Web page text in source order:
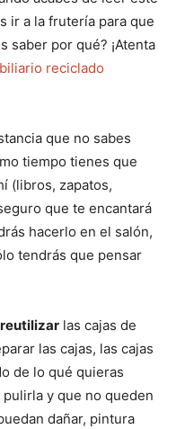
i
r
e
n
i
r
e
p
p
ir a la frutería para que
saber por qué? ¡Atenta
reciclado
que no sabes
tiempo tienes que
(libros, zapatos,
que te encantará
hacerlo en el salón,
tendrás que pensar
las cajas de
las cajas, las cajas
de lo qué quieras
y que no queden
dañar, pintura